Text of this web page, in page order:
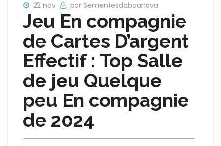
22 nov por Sementesdaboanova
Jeu En compagnie
de Cartes D’argent
Effectif : Top Salle
de jeu Quelque
peu En compagnie
de 2024